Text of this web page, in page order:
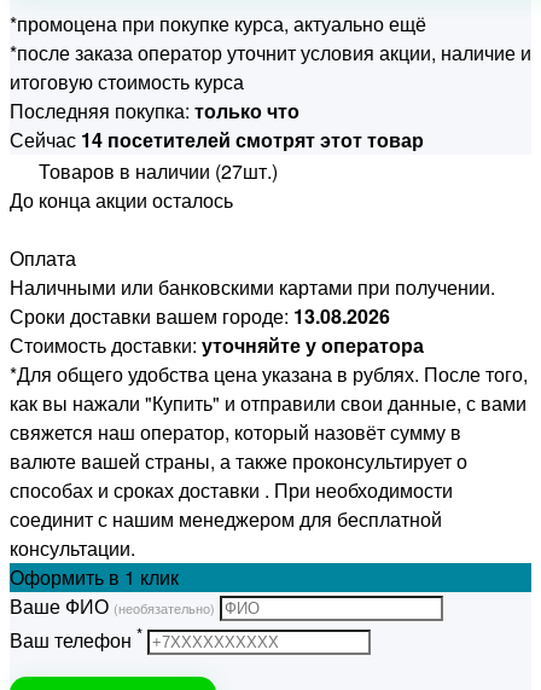
*промоцена при покупке курса, актуально ещё
*после заказа оператор уточнит условия акции, наличие и
итоговую стоимость курса
Последняя покупка: только что
Сейчас 14 посетителей смотрят этот товар
Товаров в наличии (27шт.)
До конца акции осталось
Оплата
Наличными или банковскими картами при получении.
Сроки доставки вашем городе: 13.08.2026
Стоимость доставки: уточняйте у оператора
*Для общего удобства цена указана в рублях. После того,
как вы нажали "Купить" и отправили свои данные, с вами
свяжется наш оператор, который назовёт сумму в
валюте вашей страны, а также проконсультирует о
способах и сроках доставки . При необходимости
соединит с нашим менеджером для бесплатной
консультации.
Оформить в 1 клик
Ваше ФИО (необязательно)
Ваш телефон *